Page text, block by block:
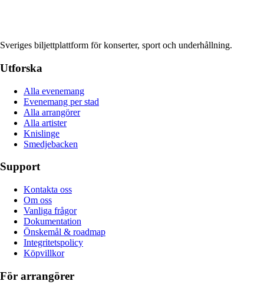
Sveriges biljettplattform för konserter, sport och underhållning.
Utforska
Alla evenemang
Evenemang per stad
Alla arrangörer
Alla artister
Knislinge
Smedjebacken
Support
Kontakta oss
Om oss
Vanliga frågor
Dokumentation
Önskemål & roadmap
Integritetspolicy
Köpvillkor
För arrangörer